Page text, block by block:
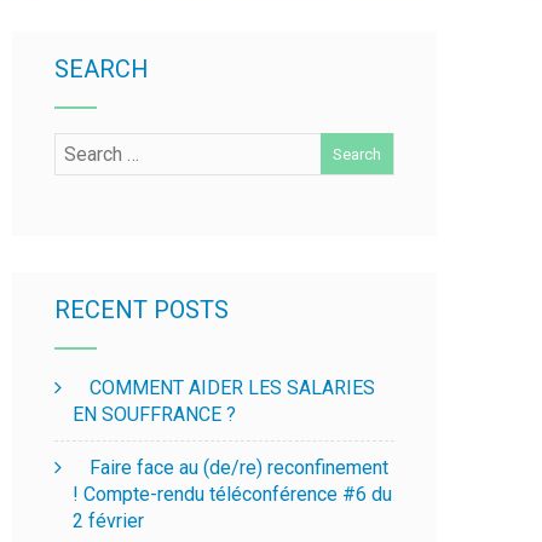
SEARCH
RECENT POSTS
COMMENT AIDER LES SALARIES
EN SOUFFRANCE ?
Faire face au (de/re) reconfinement
! Compte-rendu téléconférence #6 du
2 février